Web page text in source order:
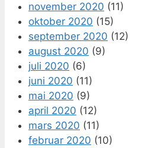
november 2020 (11)
oktober 2020 (15)
september 2020 (12)
august 2020 (9)
juli 2020 (6)
juni 2020 (11)
mai 2020 (9)
april 2020 (12)
mars 2020 (11)
februar 2020 (10)